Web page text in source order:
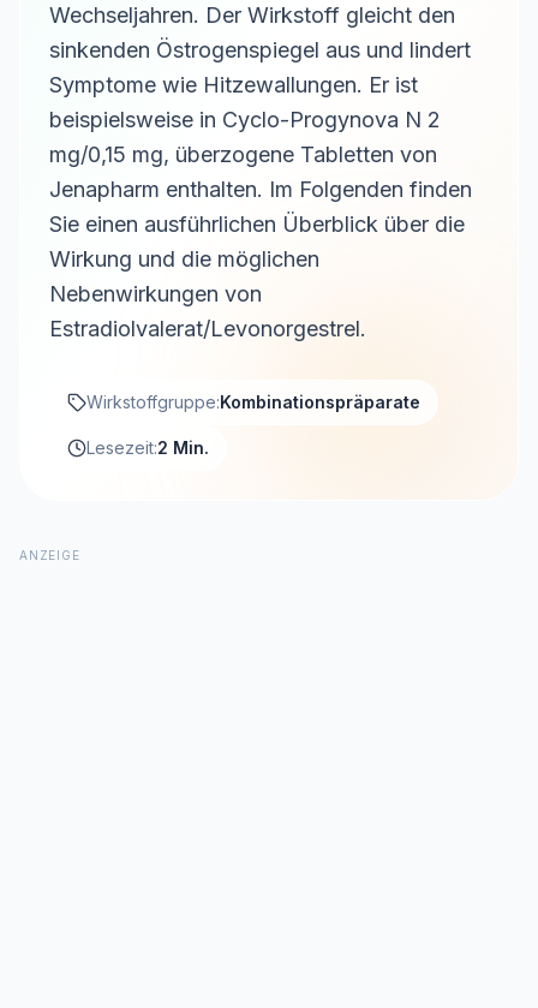
Wechseljahren. Der Wirkstoff gleicht den
sinkenden Östrogenspiegel aus und lindert
Symptome wie Hitzewallungen. Er ist
beispielsweise in Cyclo-Progynova N 2
mg/0,15 mg, überzogene Tabletten von
Jenapharm enthalten. Im Folgenden finden
Sie einen ausführlichen Überblick über die
Wirkung und die möglichen
Nebenwirkungen von
Estradiolvalerat/Levonorgestrel.
Wirkstoffgruppe:Kombinationspräparate
Lesezeit:2 Min.
ANZEIGE